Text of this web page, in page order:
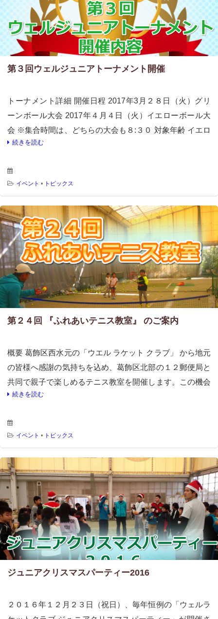
第３回ウェルジュニアトーナメント開催
トーナメント詳細 開催日程 2017年3月２８日（火）グリ
ーンボール大会 2017年４月４日（火）イエローボール大
会 ※集合時間は、どちらの大会も８:３０ 対象年齢 イエロ
ーボール大会（新小学６年生まで） グリーンボール […]
続きを読む
イベント • トピックス
第２４回 『ふれあいテニス教室』 のご案内
概要 葛飾区西水元の「ウエル ラケット クラブ」 から地元
の皆様へ感謝の気持ちを込め、葛飾区北部の１２郵便局と
共同で親子で楽しめるテニス教室を開催します。この機会
にぜひテニスの楽しさをご体験下さい。 開催日 […]
続きを読む
イベント • トピックス
ジュニアクリスマスパーティー2016
２０１６年１２月２３日（祝日）、毎年恒例の「ウェルラ